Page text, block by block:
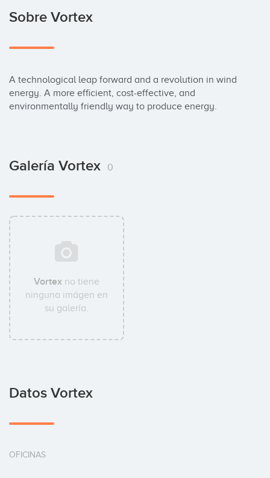
Sobre Vortex
A technological leap forward and a revolution in wind
energy. A more efficient, cost-effective, and
environmentally friendly way to produce energy.
Galería Vortex 0
Vortex no tiene
ninguna imágen en
su galería.
Datos Vortex
OFICINAS